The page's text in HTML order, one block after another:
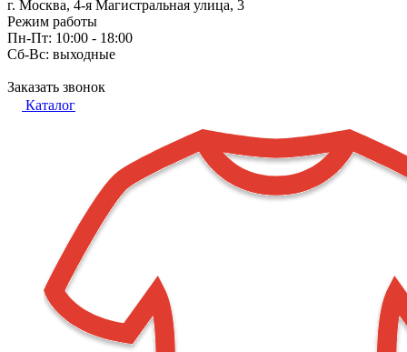
г. Москва, 4-я Магистральная улица, 3
Режим работы
Пн-Пт: 10:00 - 18:00
Сб-Вс: выходные
Заказать звонок
Каталог